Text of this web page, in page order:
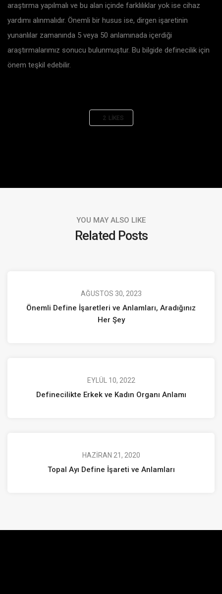
araştırma yapılmalı ve bu alan içinde farklılıklar yok ise cihaz
yardımı alınmalıdır. Önemli bir husus ise, dirgen işaretinin
yunanlılar zamanında 5 veya 50 anlamınada içerdiği
araştırmalarımız sonucu bulunmuştur. Bu bilgide definecilik için
önem teşkil edebilir.
2 LIKES
YOU MAY ALSO LIKE
Related Posts
AĞUSTOS 30, 2023
Önemli Define İşaretleri ve Anlamları, Aradığınız
Her Şey
EYLÜL 10, 2022
Definecilikte Erkek ve Kadın Organı Anlamı
HAZIRAN 21, 2020
Topal Ayı Define İşareti ve Anlamları